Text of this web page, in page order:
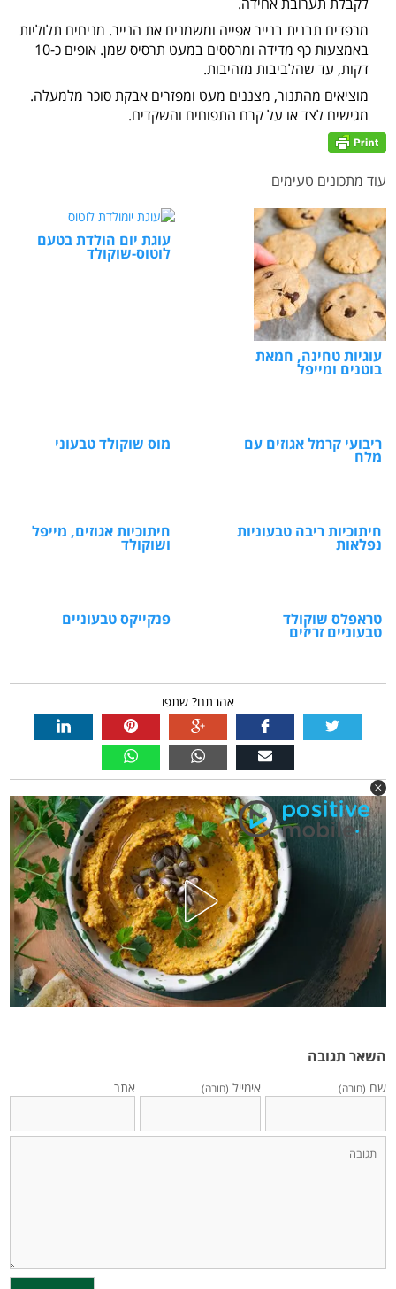
מרפדים תבנית בנייר אפייה ומשמנים את הנייר. מניחים תלוליות
באמצעות כף מדידה ומרססים במעט תרסיס שמן. אופים כ-10
דקות, עד שהלביבות מזהיבות.
מוציאים מהתנור, מצננים מעט ומפזרים אבקת סוכר מלמעלה.
מגישים לצד או על קרם התפוחים והשקדים.
עוד מתכונים טעימים
עוגיות טחינה, חמאת
בוטנים ומייפל
עוגת יום הולדת בטעם
לוטוס-שוקולד
ריבועי קרמל אגוזים עם
מלח
מוס שוקולד טבעוני
חיתוכיות ריבה טבעוניות
נפלאות
חיתוכיות אגוזים, מייפל
ושוקולד
טראפלס שוקולד
טבעוניים זריזים
פנקייקס טבעוניים
אהבתם? שתפו
השאר תגובה
שם (חובה) אימייל (חובה) אתר